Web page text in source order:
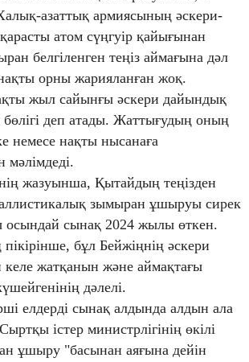
азаттық армиясының әскери-
атом сүңгуір қайығынан
белгіленген теңіз аймағына дәл
орны жарияланған жоқ.
жыл сайынғы әскери дайындық
деп атады. Жаттығудың оның
немесе нақты нысанаға
мәлімдеді.
жазуынша, Қытайдың теңізден
зымыран ұшыруы сирек
осындай сынақ 2024 жылы өткен.
бұл Бейжіңнің әскери
жатқанын және аймақтағы
дәлелі.
елдерді сынақ алдында алдын ала
істер министрлігінің өкілі
ұшыру "басынан аяғына дейін